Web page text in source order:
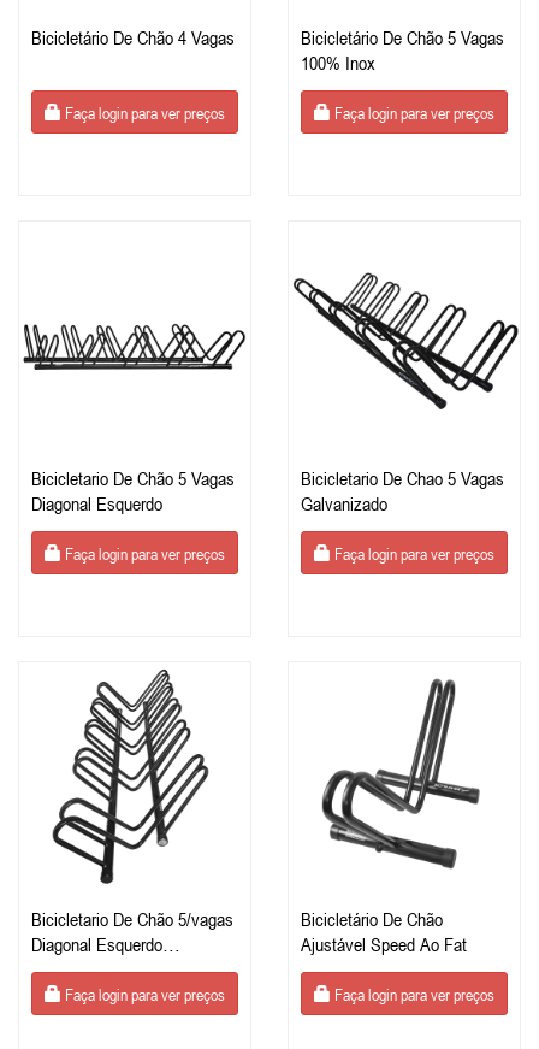
Bicicletário De Chão 4 Vagas
Faça login para ver preços
Bicicletário De Chão 5 Vagas
100% Inox
Faça login para ver preços
Bicicletario De Chão 5 Vagas
Diagonal Esquerdo
Faça login para ver preços
Bicicletario De Chao 5 Vagas
Galvanizado
Faça login para ver preços
Bicicletario De Chão 5/vagas
Diagonal Esquerdo
Galvanizado
Faça login para ver preços
Bicicletário De Chão
Ajustável Speed Ao Fat
Faça login para ver preços